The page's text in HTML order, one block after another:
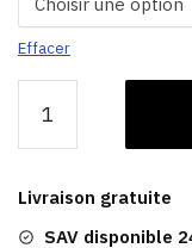
Effacer
Casquette
|
Peaky
Livraison gratuite
SAV disponible